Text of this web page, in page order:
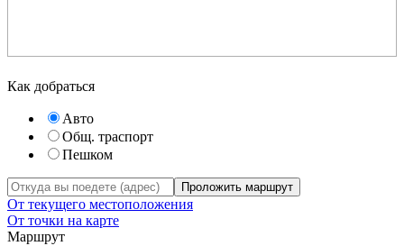
Как добраться
Авто
Общ. траспорт
Пешком
Проложить маршрут
От текущего местоположения
От точки на карте
Маршрут